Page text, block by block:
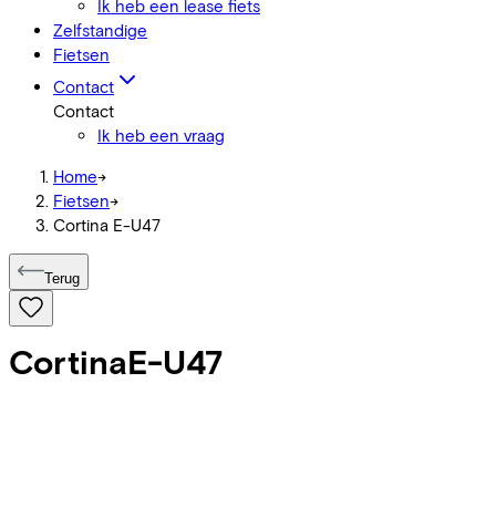
Ik heb een lease fiets
Zelfstandige
Fietsen
Contact
Contact
Ik heb een vraag
Home->
Fietsen->
Cortina E-U47
Terug
CortinaE-U47